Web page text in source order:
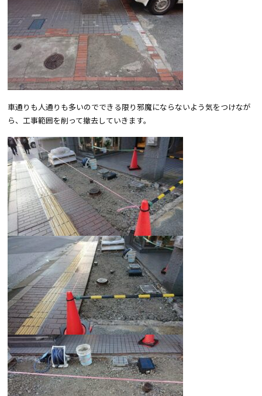
車通りも人通りも多いのでできる限り邪魔にならないよう気をつけなが
ら、工事範囲を削って撤去していきます。